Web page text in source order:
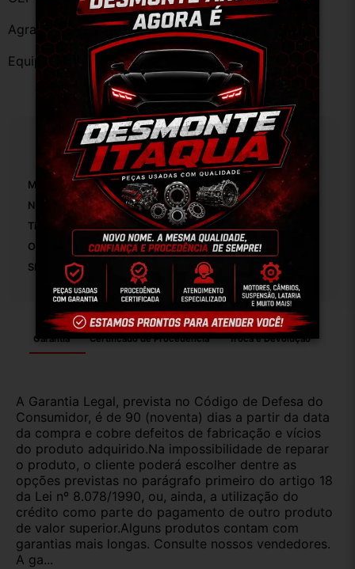
Agradecemos a preferência!
Equipe DESMONTE ARUJÁ.
Especificações
Marca:
Número De Peça:
Tipo De Veículo: Carro/Caminhonete
OEM:
SKU:
Garantia Certificado de Procedência Troca e Devolução
A Garantia Legal, prevista no Código de Defesa do
Consumidor, é de 90 (noventa) dias a partir da data
da compra e cobre defeitos de fabricação e vícios
do produto adquirido.Na impossibilidade de reparar
o produto, o cliente poderá escolher dentre as
opções previstas no parágrafo primeiro do artigo 18
da Lei nº 8.078/1990, ou, ainda, a utilização do
crédito como parte do pagamento de outro produto
de valor superior.Alguns produtos contam com
garantias mais longas. Consulte nossos vendedores.
A ga...